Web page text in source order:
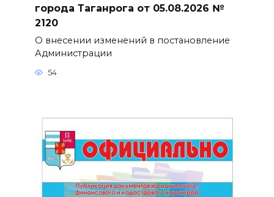
города Таганрога от 05.08.2026 №
2120
О внесении изменений в постановление
Администрации
54